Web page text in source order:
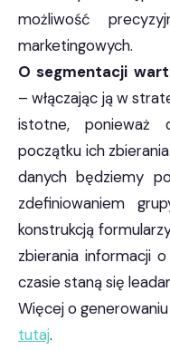
możliwość
marketingowych.
O segmentacji
– włączając ją w
istotne, ponieważ
początku ich
danych będziemy
zdefiniowaniem
konstrukcją
zbierania informacji
czasie staną się
Więcej o
tutaj.